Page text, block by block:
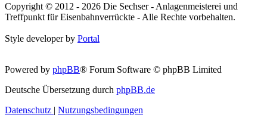
Copyright © 2012 - 2026 Die Sechser - Anlagenmeisterei und
Treffpunkt für Eisenbahnverrückte - Alle Rechte vorbehalten.
Style developer by Portal
Powered by phpBB® Forum Software © phpBB Limited
Deutsche Übersetzung durch phpBB.de
Datenschutz | Nutzungsbedingungen